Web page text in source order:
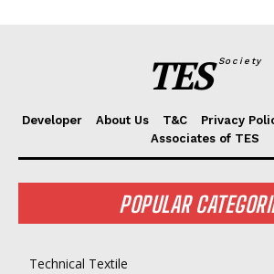
TES Society
Developer About Us T&C Privacy
Associates of TES
POPULAR
Technical Textile